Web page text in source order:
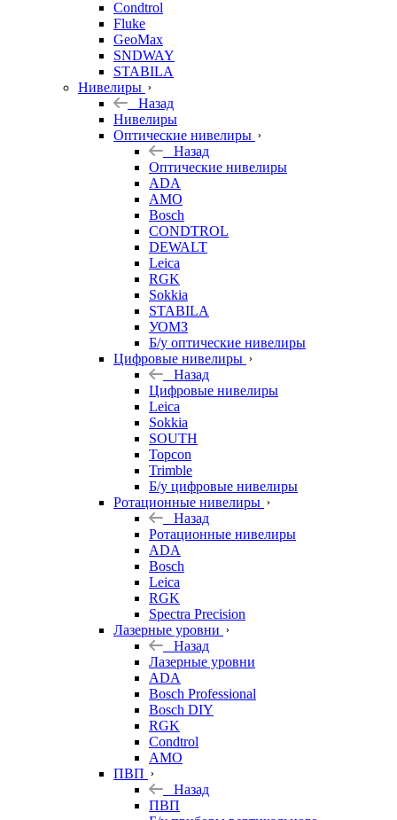
Condtrol
Fluke
GeoMax
SNDWAY
STABILA
Нивелиры
Назад
Нивелиры
Оптические нивелиры
Назад
Оптические нивелиры
ADA
AMO
Bosch
CONDTROL
DEWALT
Leica
RGK
Sokkia
STABILA
УОМЗ
Б/у оптические нивелиры
Цифровые нивелиры
Назад
Цифровые нивелиры
Leica
Sokkia
SOUTH
Topcon
Trimble
Б/у цифровые нивелиры
Ротационные нивелиры
Назад
Ротационные нивелиры
ADA
Bosch
Leica
RGK
Spectra Precision
Лазерные уровни
Назад
Лазерные уровни
ADA
Bosch Professional
Bosch DIY
RGK
Condtrol
AMO
ПВП
Назад
ПВП